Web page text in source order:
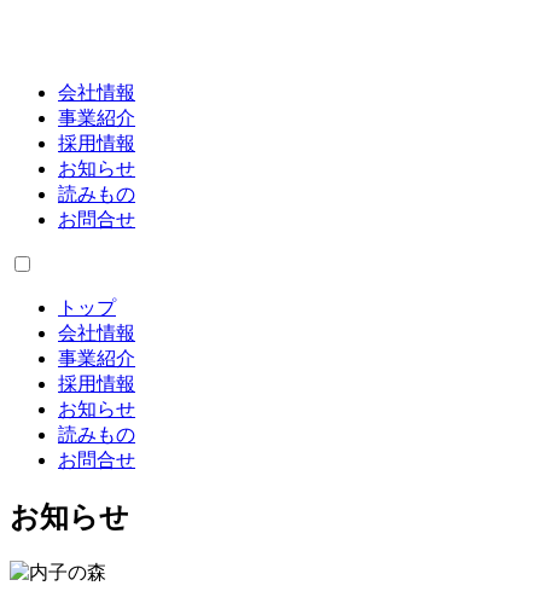
会社情報
事業紹介
採用情報
お知らせ
読みもの
お問合せ
トップ
会社情報
事業紹介
採用情報
お知らせ
読みもの
お問合せ
お知らせ